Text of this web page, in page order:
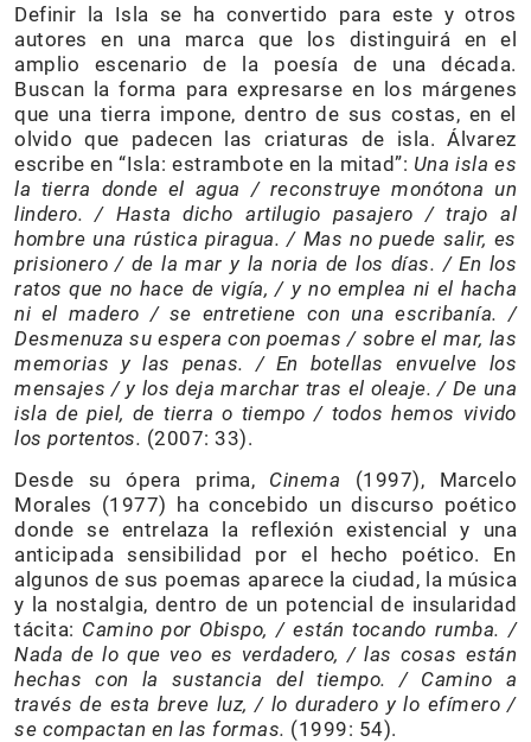
Definir la Isla se ha convertido para este y otros
autores en una marca que los distinguirá en el
amplio escenario de la poesía de una década.
Buscan la forma para expresarse en los márgenes
que una tierra impone, dentro de sus costas, en el
olvido que padecen las criaturas de isla. Álvarez
escribe en “Isla: estrambote en la mitad”: Una isla es
la tierra donde el agua / reconstruye monótona un
lindero. / Hasta dicho artilugio pasajero / trajo al
hombre una rústica piragua. / Mas no puede salir, es
prisionero / de la mar y la noria de los días. / En los
ratos que no hace de vigía, / y no emplea ni el hacha
ni el madero / se entretiene con una escribanía. /
Desmenuza su espera con poemas / sobre el mar, las
memorias y las penas. / En botellas envuelve los
mensajes / y los deja marchar tras el oleaje. / De una
isla de piel, de tierra o tiempo / todos hemos vivido
los portentos. (2007: 33).
Desde su ópera prima, Cinema (1997), Marcelo
Morales (1977) ha concebido un discurso poético
donde se entrelaza la reflexión existencial y una
anticipada sensibilidad por el hecho poético. En
algunos de sus poemas aparece la ciudad, la música
y la nostalgia, dentro de un potencial de insularidad
tácita: Camino por Obispo, / están tocando rumba. /
Nada de lo que veo es verdadero, / las cosas están
hechas con la sustancia del tiempo. / Camino a
través de esta breve luz, / lo duradero y lo efímero /
se compactan en las formas. (1999: 54).